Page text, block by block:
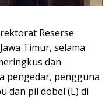
Reserse
Timur, selama
dan
pengedar, pengguna
dan pil dobel (L) di